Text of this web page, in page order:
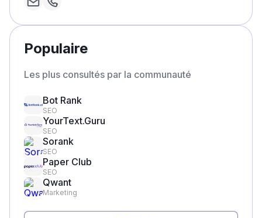
Populaire
Les plus consultés par la communauté
Bot Rank
SEO
YourText.Guru
SEO
Sorank
SEO
Paper Club
SEO
Qwant
Marketing